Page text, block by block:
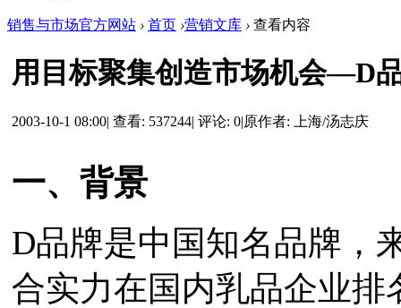
销售与市场官方网站 › 首页 ›营销文库 › 查看内容
用目标聚集创造市场机会—D
2003-10-1 08:00| 查看: 537244| 评论: 0|原作者: 上海/汤志庆
一、背景
D品牌是中国知名品牌，
合实力在国内乳品企业排